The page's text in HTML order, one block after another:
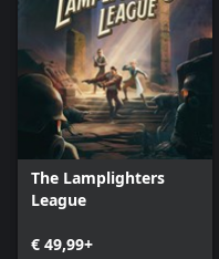
The Lamplighters
League
€ 49,99+